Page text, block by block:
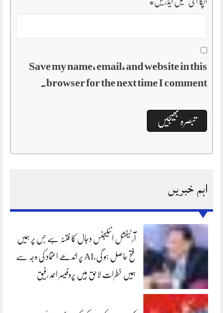
Save my name, email, and website in this
browser for the next time I comment.
اہم خبریں
آرٹیفشل انٹلیجنس دجال کا فتنہ ہے جس پر ہمیں
فتح حاصل ہو گی،AI پر اندھے اعتماد کی وجہ سے
ہمیں خطرات لاحق ہیں پروفیسر احمد رفیق